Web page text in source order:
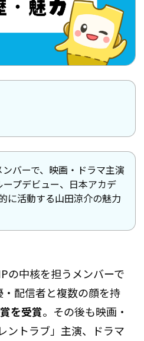
バーで、映画・ドラマ主演
プデビュー、日本アカデ
に活動する山田涼介の魅力
の中核を担うメンバーで
配信者と複数の顔を持
を受賞。その後も映画・
ントラブ」主演、ドラマ